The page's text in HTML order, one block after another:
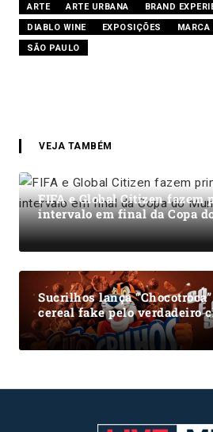
ARTE ARTE URBANA BRAND
DIABLO WINE
EXPOSIÇÕES
MARCA
SÃO PAULO
VEJA TAMBÉM
FIFA e Global Citizen fazem
intervalo em final da Copa
Sucrilhos lança
cereal fake pelo verdadeiro